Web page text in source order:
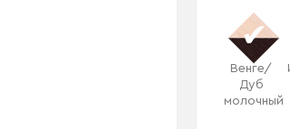
Венге/
Дуб
молочный